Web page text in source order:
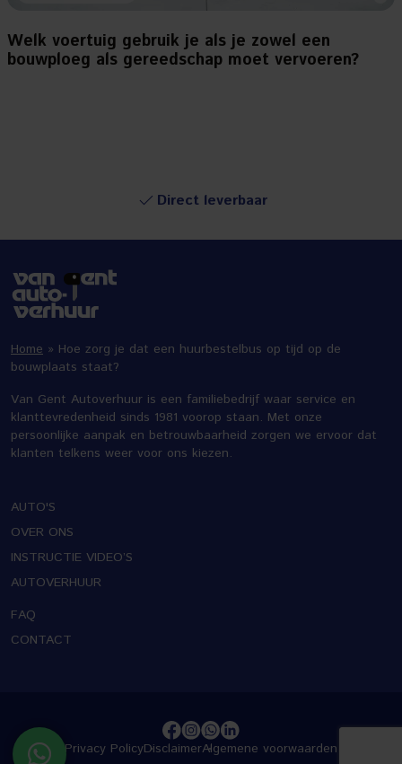
Welk voertuig gebruik je als je zowel een
bouwploeg als gereedschap moet vervoeren?
Direct leverbaar
Home » Hoe zorg je dat een huurbestelbus op tijd op de
bouwplaats staat?
Van Gent Autoverhuur is een familiebedrijf waar service en
klanttevredenheid sinds 1981 voorop staan. Met onze
persoonlijke aanpak en betrouwbaarheid zorgen we ervoor dat
klanten telkens weer voor ons kiezen.
AUTO'S
OVER ONS
INSTRUCTIE VIDEO’S
AUTOVERHUUR
FAQ
CONTACT
Privacy PolicyDisclaimerAlgemene voorwaarden